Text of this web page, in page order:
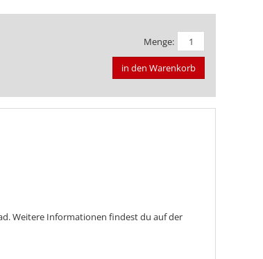
Menge:
in den Warenkorb
Weitere Informationen findest du auf der